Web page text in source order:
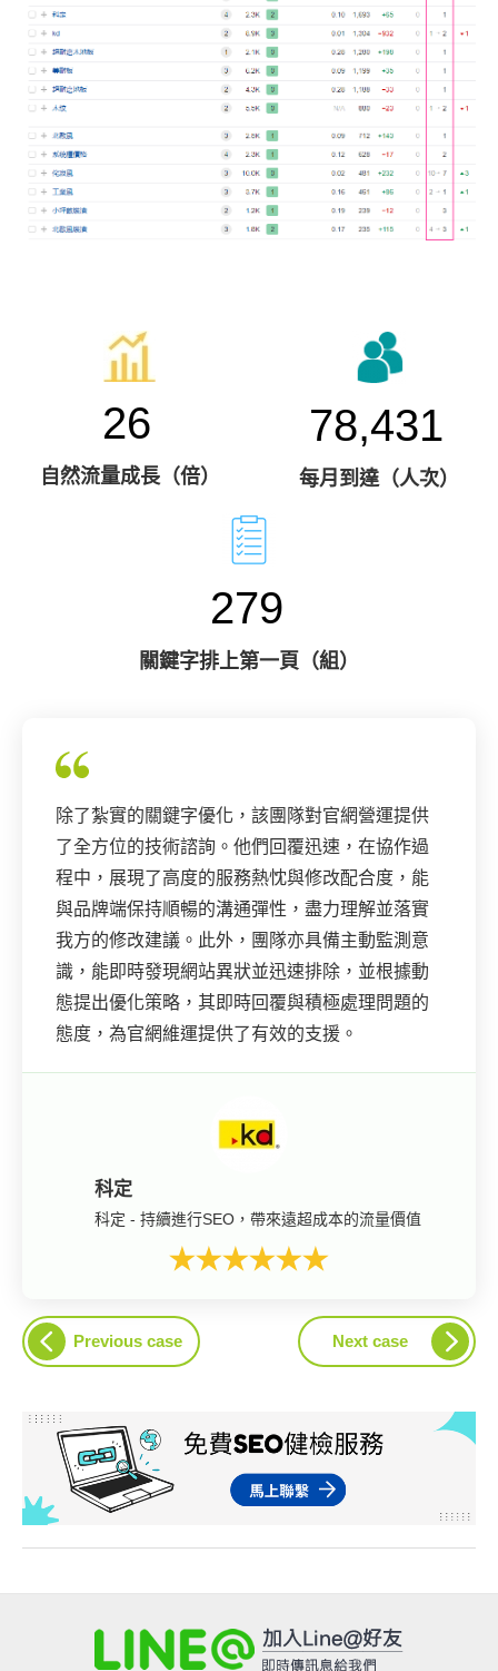
26
自然流量成長（倍）
78,431
每月到達（人次）
279
關鍵字排上第一頁（組）
除了紮實的關鍵字優化，該團隊對官網營運提供
了全方位的技術諮詢。他們回覆迅速，在協作過
程中，展現了高度的服務熱忱與修改配合度，能
與品牌端保持順暢的溝通彈性，盡力理解並落實
我方的修改建議。此外，團隊亦具備主動監測意
識，能即時發現網站異狀並迅速排除，並根據動
態提出優化策略，其即時回覆與積極處理問題的
態度，為官網維運提供了有效的支援。
科定
科定 - 持續進行SEO，帶來遠超成本的流量價值
Previous case Next case